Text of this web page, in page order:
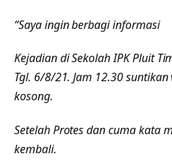
“Saya ingin berbagi informasi
Kejadian di Sekolah IPK Pluit
Tgl. 6/8/21. Jam 12.30
kosong.
Setelah Protes dan cuma kata
kembali.